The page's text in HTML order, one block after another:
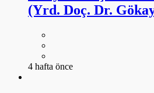
(Yrd. Doç. Dr.
4 hafta önce